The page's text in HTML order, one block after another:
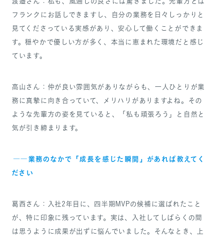
フランクにお話しできますし、自分の業務を日々しっかりと
見てくださっている実感があり、安心して働くことができま
す。穏やかで優しい方が多く、本当に恵まれた環境だと感じ
ています。
高山さん：仲が良い雰囲気がありながらも、一人ひとりが業
務に真摯に向き合っていて、メリハリがありますよね。その
ような先輩方の姿を見ていると、「私も頑張ろう」と自然と
気が引き締まります。
――業務のなかで「成長を感じた瞬間」があれば教えてく
ださい
葛西さん：入社2年目に、四半期MVPの候補に選ばれたこと
が、特に印象に残っています。実は、入社してしばらくの間
は思うように成果が出ずに悩んでいました。そんなとき、上